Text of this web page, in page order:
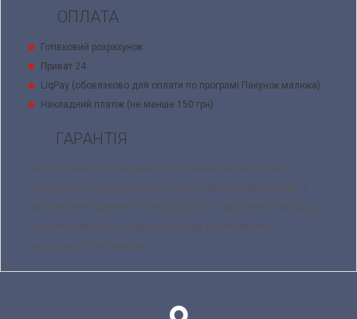
ОПЛАТА
Готівковий розрахунок
Приват 24
LiqPay (обовязково для оплати по програмі Пакунок малюка)
Накладний платіж (не менше 150 грн)
ГАРАНТІЯ
Ми прагнемо бути кращими, та слідкуємо за якістю нашої
продукції та цінуємо репутацію нашої торгової марки Ladan. У
разі виявленя дефектів, невідповідності замовлення чи браку,
ви маєте право на поверененя товару у встановленні
законодавством терміни.